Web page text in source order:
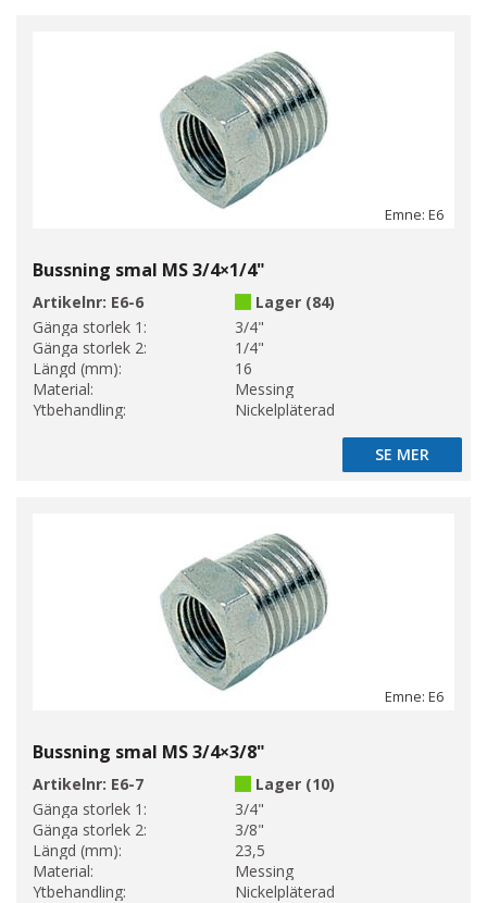
Emne: E6
Bussning smal MS 3/4×1/4"
Artikelnr: E6-6
Lager (84)
Gänga storlek 1:
3/4"
Gänga storlek 2:
1/4"
Längd (mm):
16
Material:
Messing
Ytbehandling:
Nickelpläterad
SE MER
SE MER
Emne: E6
Bussning smal MS 3/4×3/8"
Artikelnr: E6-7
Lager (10)
Gänga storlek 1:
3/4"
Gänga storlek 2:
3/8"
Längd (mm):
23,5
Material:
Messing
Ytbehandling:
Nickelpläterad